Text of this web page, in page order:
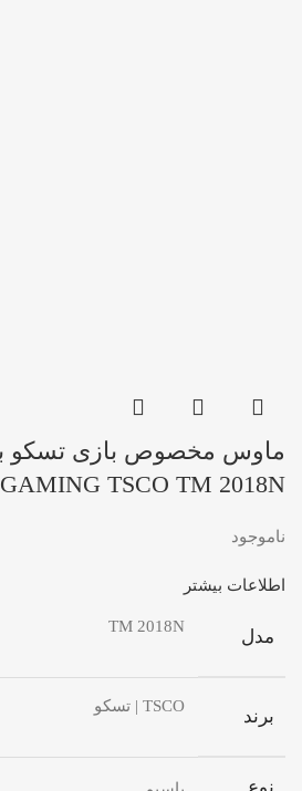
GAMING TSCO TM 2018N
ناموجود
اطلاعات بیشتر
مدل TM 2018N
برند TSCO | تسکو
نوع